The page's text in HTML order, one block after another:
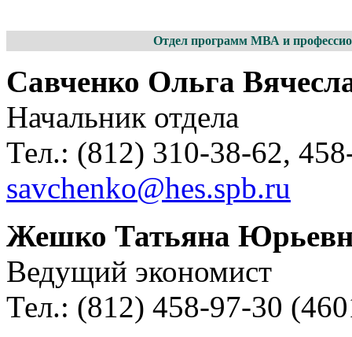
Отдел программ МВА и
Савченко Ольга
Начальник отдела
Тел.: (812) 310-38-62,
savchenko@hes.spb.ru
Жешко Татьяна
Ведущий экономист
Тел.: (812) 458-97-30